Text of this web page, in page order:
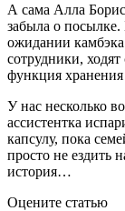
А сама Алла
забыла о посылке.
ожидании
сотрудники,
функция
У нас несколько
ассистентка
капсулу, пока
просто не ездить
история…
Оцените статью